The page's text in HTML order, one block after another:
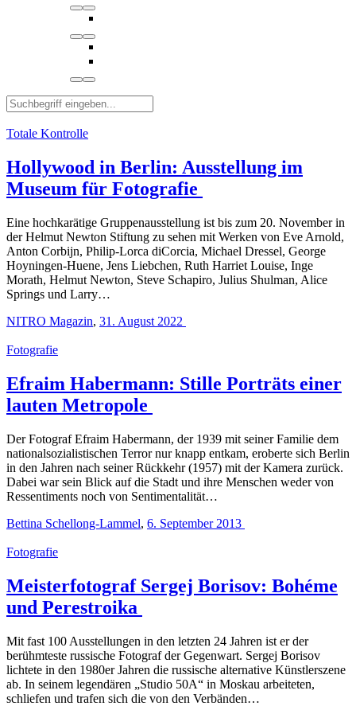
Totale Kontrolle
Hollywood in Berlin: Ausstellung im
Museum für Fotografie
Eine hochkarätige Gruppenausstellung ist bis zum 20. November in
der Helmut Newton Stiftung zu sehen mit Werken von Eve Arnold,
Anton Corbijn, Philip-Lorca diCorcia, Michael Dressel, George
Hoyningen-Huene, Jens Liebchen, Ruth Harriet Louise, Inge
Morath, Helmut Newton, Steve Schapiro, Julius Shulman, Alice
Springs und Larry…
NITRO Magazin, 31. August 2022
Fotografie
Efraim Habermann: Stille Porträts einer
lauten Metropole
Der Fotograf Efraim Habermann, der 1939 mit seiner Familie dem
nationalsozialistischen Terror nur knapp entkam, eroberte sich Berlin
in den Jahren nach seiner Rückkehr (1957) mit der Kamera zurück.
Dabei war sein Blick auf die Stadt und ihre Menschen weder von
Ressentiments noch von Sentimentalität…
Bettina Schellong-Lammel, 6. September 2013
Fotografie
Meisterfotograf Sergej Borisov: Bohéme
und Perestroika
Mit fast 100 Ausstellungen in den letzten 24 Jahren ist er der
berühmteste russische Fotograf der Gegenwart. Sergej Borisov
lichtete in den 1980er Jahren die russische alternative Künstlerszene
ab. In seinem legendären „Studio 50A“ in Moskau arbeiteten,
schliefen und trafen sich die von den Verbänden…